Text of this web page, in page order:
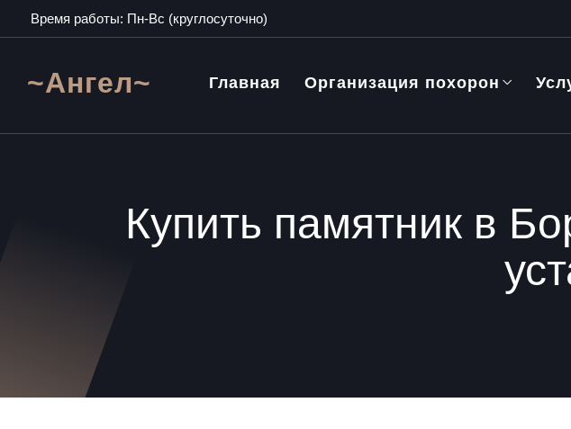
Время работы: Пн-Вс (круглосуточно)
~Ангел~ Главная Организация похорон
Купить памятник в